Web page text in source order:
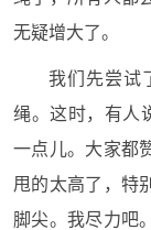
无疑增大了。
我们先尝试
绳。这时，有人
一点儿。大家都
甩的太高了，特
脚尖。我尽力吧